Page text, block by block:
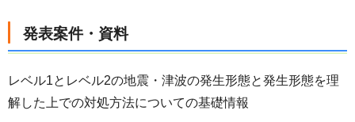
発表案件・資料
レベル1とレベル2の地震・津波の発生形態と発生形態を理
解した上での対処方法についての基礎情報